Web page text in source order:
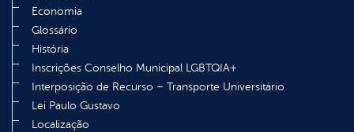
Economia
Glossário
História
Inscrições Conselho Municipal LGBTQIA+
Interposição de Recurso – Transporte Universitário
Lei Paulo Gustavo
Localização